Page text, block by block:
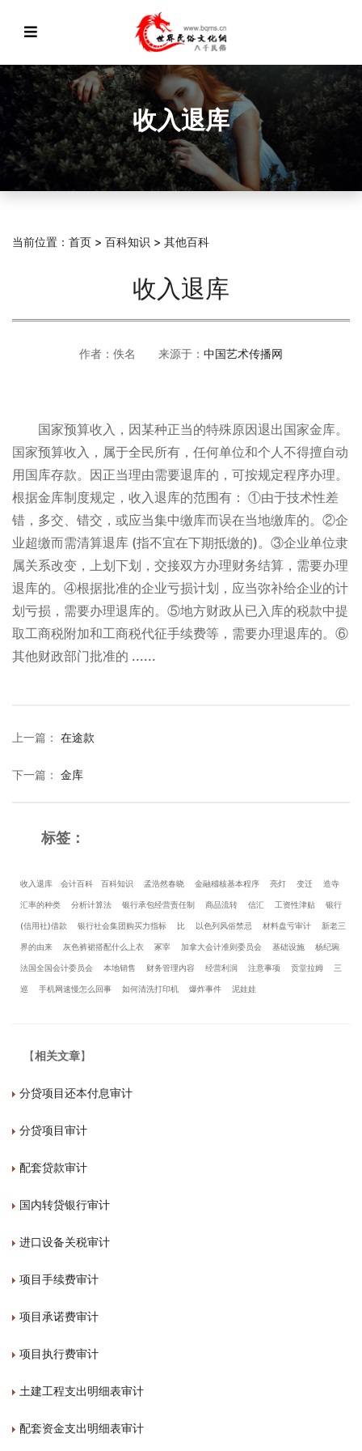
收入退库
当前位置： 首页 > 百科知识 > 其他百科
收入退库
作者：佚名 来源于： 中国艺术传播网
国家预算收入，因某种正当的特殊原因退出国家金库。
国家预算收入，属于全民所有，任何单位和个人不得擅自动
用国库存款。因正当理由需要退库的，可按规定程序办理。
根据金库制度规定，收入退库的范围有： ①由于技术性差
错，多交、错交，或应当集中缴库而误在当地缴库的。②企
业超缴而需清算退库 (指不宜在下期抵缴的)。③企业单位隶
属关系改变，上划下划，交接双方办理财务结算，需要办理
退库的。④根据批准的企业亏损计划，应当弥补给企业的计
划亏损，需要办理退库的。⑤地方财政从已入库的税款中提
取工商税附加和工商税代征手续费等，需要办理退库的。⑥
其他财政部门批准的 ......
上一篇 ： 在途款
下一篇 ： 金库
标签：
收入退库 会计百科 百科知识 孟浩然春晓 金融稽核基本程序 亮灯 变迁 造寺
汇率的种类 分析计算法 银行承包经营责任制 商品流转 信汇 工资性津贴 银行
(信用社)借款 银行社会集团购买力指标 比 以色列风俗禁忌 材料盘亏审计 新老三
界的由来 灰色裤裙搭配什么上衣 冢宰 加拿大会计准则委员会 基础设施 杨纪琬
法国全国会计委员会 本地销售 财务管理内容 经营利润 注意事项 贡堂拉姆 三
巡 手机网速慢怎么回事 如何清洗打印机 爆炸事件 泥娃娃
【相关文章】
分贷项目还本付息审计
分贷项目审计
配套贷款审计
国内转贷银行审计
进口设备关税审计
项目手续费审计
项目承诺费审计
项目执行费审计
土建工程支出明细表审计
配套资金支出明细表审计